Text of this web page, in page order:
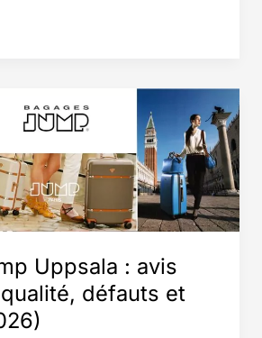
Uppsala : avis
défauts et